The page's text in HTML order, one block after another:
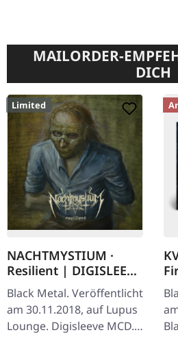
MAILORDER-
DICH
Limited
NACHTMYSTIUM ·
Resilient | DIGISLEEVE
MCD
Black Metal. Veröffentlicht
am 30.11.2018, auf Lupus
Lounge. Digisleeve MCD.